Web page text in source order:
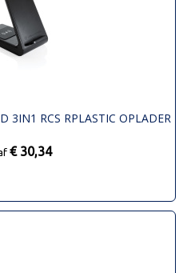
3IN1 RCS RPLASTIC OPLADER
€ 30,34